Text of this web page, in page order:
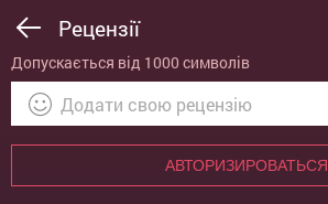
Рецензії
Допускається від 1000 символів
АВТОРИЗИРОВАТЬСЯ